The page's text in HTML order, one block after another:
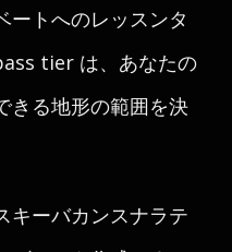
ートへのレッスンタ
tier は、あなたの
きる地形の範囲を決
キーバカンスナラテ